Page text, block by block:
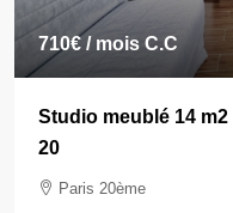
710€ / mois C.C
Studio meublé 14
20
Paris 20ème